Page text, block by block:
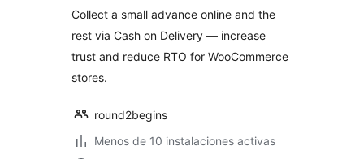
Collect a small advance online and the
rest via Cash on Delivery — increase
trust and reduce RTO for WooCommerce
stores.
round2begins
Menos de 10 instalaciones activas